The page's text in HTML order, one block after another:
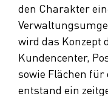
den Charakter
wird das Konzept
Kundencenter,
sowie Flächen für
entstand ein